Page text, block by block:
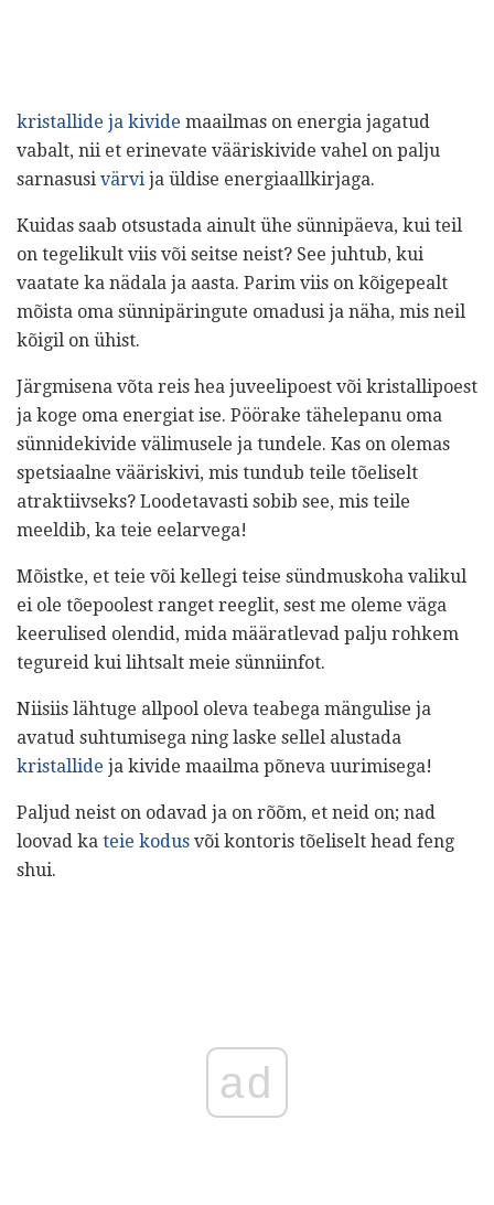
kristallide ja kivide maailmas on energia jagatud
vabalt, nii et erinevate vääriskivide vahel on palju
sarnasusi värvi ja üldise energiaallkirjaga.
Kuidas saab otsustada ainult ühe sünnipäeva, kui teil
on tegelikult viis või seitse neist? See juhtub, kui
vaatate ka nädala ja aasta. Parim viis on kõigepealt
mõista oma sünnipäringute omadusi ja näha, mis neil
kõigil on ühist.
Järgmisena võta reis hea juveelipoest või kristallipoest
ja koge oma energiat ise. Pöörake tähelepanu oma
sünnidekivide välimusele ja tundele. Kas on olemas
spetsiaalne vääriskivi, mis tundub teile tõeliselt
atraktiivseks? Loodetavasti sobib see, mis teile
meeldib, ka teie eelarvega!
Mõistke, et teie või kellegi teise sündmuskoha valikul
ei ole tõepoolest ranget reeglit, sest me oleme väga
keerulised olendid, mida määratlevad palju rohkem
tegureid kui lihtsalt meie sünniinfot.
Niisiis lähtuge allpool oleva teabega mängulise ja
avatud suhtumisega ning laske sellel alustada
kristallide ja kivide maailma põneva uurimisega!
Paljud neist on odavad ja on rõõm, et neid on; nad
loovad ka teie kodus või kontoris tõeliselt head feng
shui.
ad